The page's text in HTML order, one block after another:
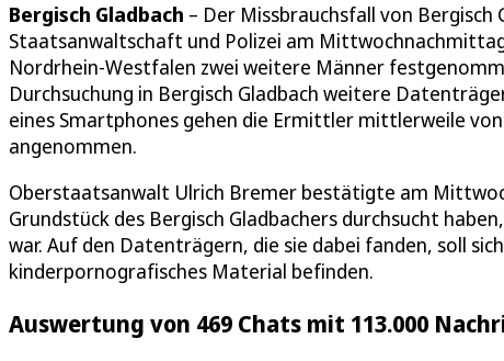
Bergisch Gladbach – Der Missbrauchsfall von
Staatsanwaltschaft und Polizei am
Nordrhein-Westfalen zwei weitere Männer
Durchsuchung in Bergisch Gladbach weitere
eines Smartphones gehen die Ermittler mittlerweile
angenommen.
Oberstaatsanwalt Ulrich Bremer bestätigte am
Grundstück des Bergisch Gladbachers durchsucht
war. Auf den Datenträgern, die sie dabei fanden, soll
kinderpornografisches Material befinden.
Auswertung von 469 Chats mit 113.000